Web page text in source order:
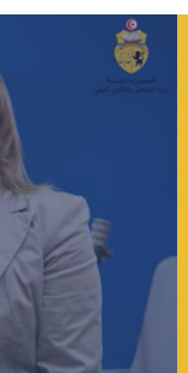
driven